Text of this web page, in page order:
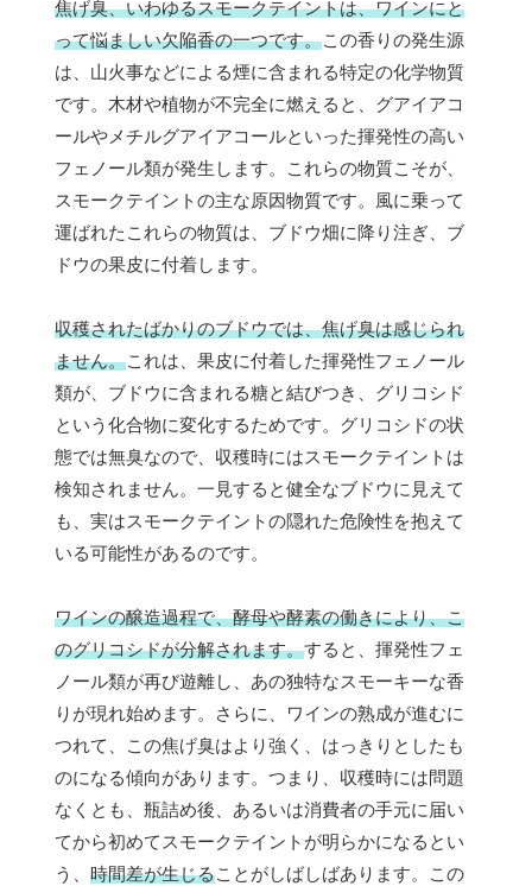
焦げ臭、いわゆるスモークテイントは、ワインにと
って悩ましい欠陥香の一つです。この香りの発生源
は、山火事などによる煙に含まれる特定の化学物質
です。木材や植物が不完全に燃えると、グアイアコ
ールやメチルグアイアコールといった揮発性の高い
フェノール類が発生します。これらの物質こそが、
スモークテイントの主な原因物質です。風に乗って
運ばれたこれらの物質は、ブドウ畑に降り注ぎ、ブ
ドウの果皮に付着します。
収穫されたばかりのブドウでは、焦げ臭は感じられ
ません。これは、果皮に付着した揮発性フェノール
類が、ブドウに含まれる糖と結びつき、グリコシド
という化合物に変化するためです。グリコシドの状
態では無臭なので、収穫時にはスモークテイントは
検知されません。一見すると健全なブドウに見えて
も、実はスモークテイントの隠れた危険性を抱えて
いる可能性があるのです。
ワインの醸造過程で、酵母や酵素の働きにより、こ
のグリコシドが分解されます。すると、揮発性フェ
ノール類が再び遊離し、あの独特なスモーキーな香
りが現れ始めます。さらに、ワインの熟成が進むに
つれて、この焦げ臭はより強く、はっきりとしたも
のになる傾向があります。つまり、収穫時には問題
なくとも、瓶詰め後、あるいは消費者の手元に届い
てから初めてスモークテイントが明らかになるとい
う、 時間差が生じることがしばしばあります。この